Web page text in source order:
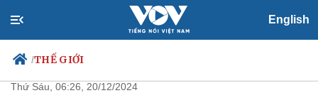
English
/THẾ GIỚI
Các nghị sỹ cộng hòa tại hạ viện
Mỹ đạt được kế hoạch B
Thứ Sáu, 06:26, 20/12/2024